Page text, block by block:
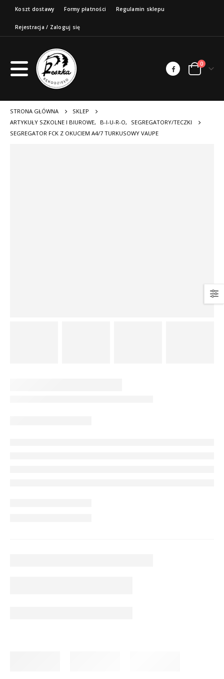
Koszt dostawy Formy płatności Regulamin sklepu
Rejestracja / Zaloguj się
0
STRONA GŁÓWNA
SKLEP
ARTYKUŁY SZKOLNE I BIUROWE, B-I-U-R-O,
SEGREGATORY/TECZKI
SEGREGATOR FCK Z OKUCIEM A4/7 TURKUSOWY VAUPE